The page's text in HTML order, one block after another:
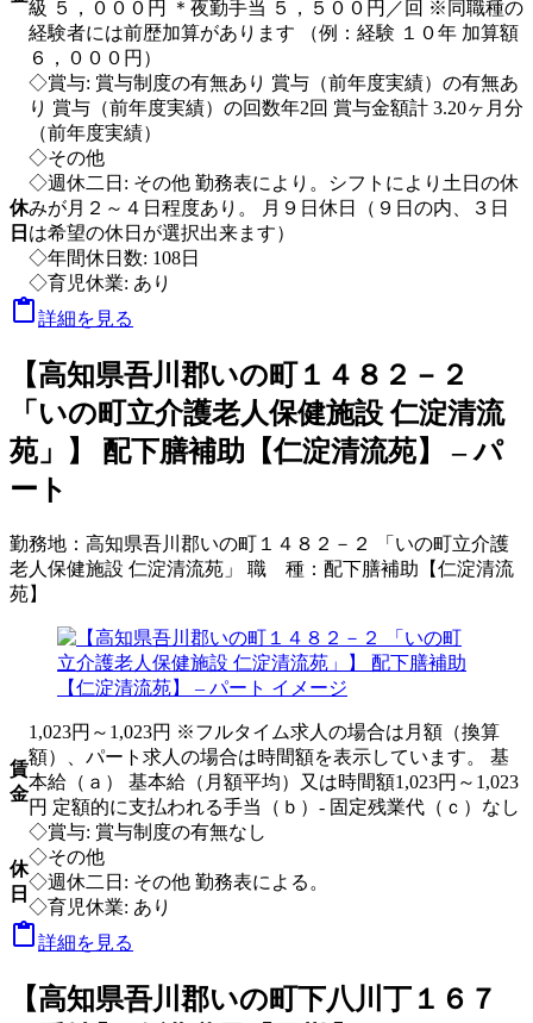
級 ５，０００円 ＊夜勤手当 ５，５００円／回 ※同職種の
経験者には前歴加算があります （例：経験 １０年 加算額
６，０００円）
◇賞与: 賞与制度の有無あり 賞与（前年度実績）の有無あ
り 賞与（前年度実績）の回数年2回 賞与金額計 3.20ヶ月分
（前年度実績）
休
日
◇その他
◇週休二日: その他 勤務表により。シフトにより土日の休
みが月２～４日程度あり。 月９日休日（９日の内、３日
は希望の休日が選択出来ます）
◇年間休日数: 108日
◇育児休業: あり
詳細を見る
【高知県吾川郡いの町１４８２－２
「いの町立介護老人保健施設 仁淀清流
苑」】 配下膳補助【仁淀清流苑】 – パ
ート
勤務地： 高知県吾川郡いの町１４８２－２ 「いの町立介護
老人保健施設 仁淀清流苑」 職 種： 配下膳補助【仁淀清流
苑】
賃
金
1,023円～1,023円 ※フルタイム求人の場合は月額（換算
額）、パート求人の場合は時間額を表示しています。 基
本給（ａ） 基本給（月額平均）又は時間額1,023円～1,023
円 定額的に支払われる手当（ｂ）- 固定残業代（ｃ）なし
◇賞与: 賞与制度の有無なし
休
日
◇その他
◇週休二日: その他 勤務表による。
◇育児休業: あり
詳細を見る
【高知県吾川郡いの町下八川丁１６７